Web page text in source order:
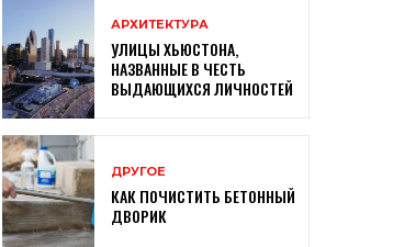
АРХИТЕКТУРА
УЛИЦЫ ХЬЮСТОНА,
НАЗВАННЫЕ В ЧЕСТЬ
ВЫДАЮЩИХСЯ ЛИЧНОСТЕЙ
ДРУГОЕ
КАК ПОЧИСТИТЬ БЕТОННЫЙ
ДВОРИК